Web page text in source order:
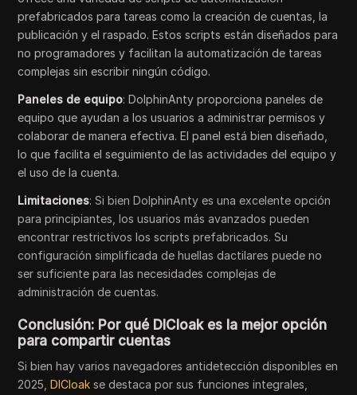
prefabricados para tareas como la creación de cuentas, la
publicación y el raspado. Estos scripts están diseñados para
no programadores y facilitan la automatización de tareas
complejas sin escribir ningún código.
Paneles de equipo: DolphinAnty proporciona paneles de
equipo que ayudan a los usuarios a administrar permisos y
colaborar de manera efectiva. El panel está bien diseñado,
lo que facilita el seguimiento de las actividades del equipo y
el uso de la cuenta.
Limitaciones: Si bien DolphinAnty es una excelente opción
para principiantes, los usuarios más avanzados pueden
encontrar restrictivos los scripts prefabricados. Su
configuración simplificada de huellas dactilares puede no
ser suficiente para las necesidades complejas de
administración de cuentas.
Conclusión: Por qué DICloak es la mejor opción
para compartir cuentas
Si bien hay varios navegadores antidetección disponibles en
2025,DICloak se destaca por sus funciones integrales,